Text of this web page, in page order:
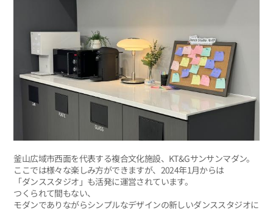
釜山広域市西面を代表する複合文化施設、KT&Gサンサンマダン。
ここでは様々な楽しみ方ができますが、2024年1月からは
「ダンススタジオ」も活発に運営されています。
つくられて間もない、
モダンでありながらシンプルなデザインの新しいダンススタジオに